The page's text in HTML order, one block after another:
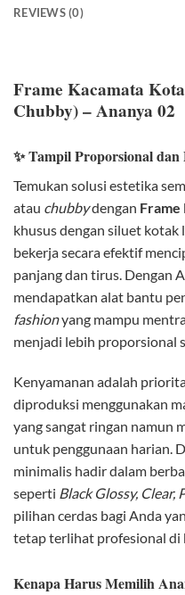
REVIEWS (0)
Frame Kacamata
Chubby) – Ananya 02
✨ Tampil Proporsional
Temukan solusi estetika
atau chubbydengan Frame
khusus dengan siluet kotak
bekerja secara efektif
panjang dan tirus. Dengan
mendapatkan alat bantu
fashionyang mampu
menjadi lebih proporsional
Kenyamanan adalah
diproduksi menggunakan
yang sangat ringan namun
untuk penggunaan harian.
minimalis hadir dalam
seperti Black Glossy, Clear,
pilihan cerdas bagi Anda
tetap terlihat profesional di
Kenapa Harus Memilih